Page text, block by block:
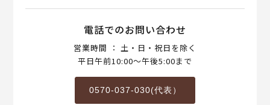
電話でのお問い合わせ
営業時間 ： 土・日・祝日を除く
平日午前10:00～午後5:00まで
0570-037-030(代表）